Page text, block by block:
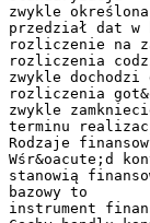
zwykle
przedział dat w
rozliczenie na
rozliczenia
zwykle dochodzi
rozliczenia
zwykle
terminu
Rodzaje
Wśr&oacute;d
stanowią
bazowy to
instrument